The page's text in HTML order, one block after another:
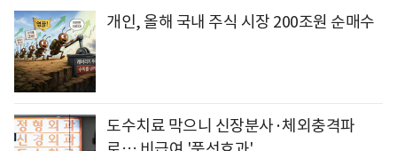
개인, 올해 국내 주식 시장 200조원 순매수
도수치료 막으니 신장분사·체외충격파